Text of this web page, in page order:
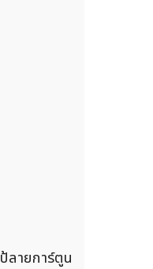
ลายการ์ตูน